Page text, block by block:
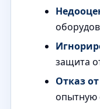
защита
Отказ
опытную